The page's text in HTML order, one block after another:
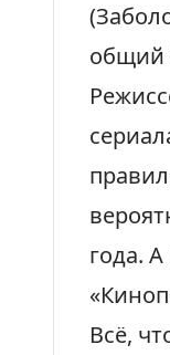
общий
года.
Всё,